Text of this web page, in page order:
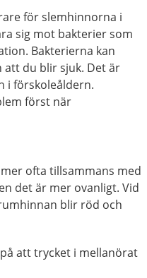
för slemhinnorna i
sig mot bakterier som
Bakterierna kan
att du blir sjuk. Det är
i förskoleåldern.
först när
ofta tillsammans med
det är mer ovanligt. Vid
blir röd och
att trycket i mellanörat